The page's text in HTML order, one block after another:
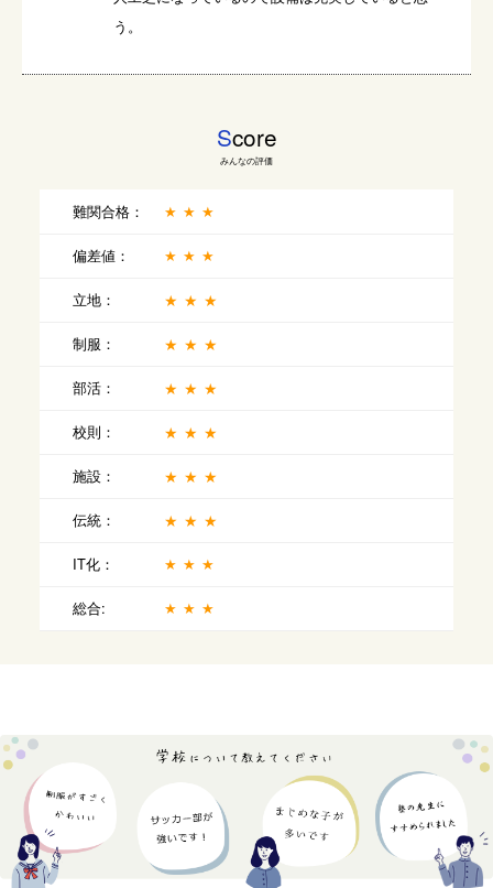
う。
Score
みんなの評価
難関合格： ★★★
偏差値： ★★★
立地： ★★★
制服： ★★★
部活： ★★★
校則： ★★★
施設： ★★★
伝統： ★★★
IT化： ★★★
総合: ★★★